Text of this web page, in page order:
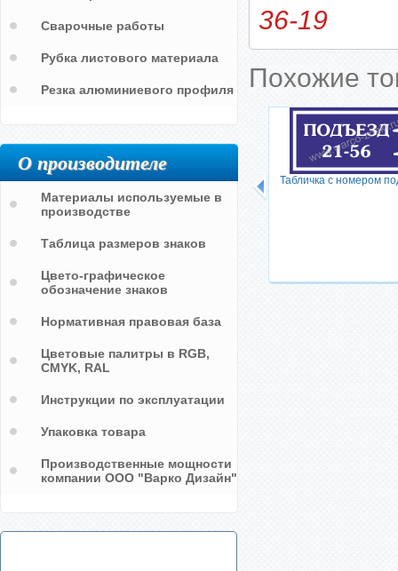
36-19
Похожие
Табличка с номером
Сварочные работы
Рубка листового материала
Резка алюминиевого профиля
О производителе
Материалы используемые в
производстве
Таблица размеров знаков
Цвето-графическое
обозначение знаков
Нормативная правовая база
Цветовые палитры в RGB,
CMYK, RAL
Инструкции по эксплуатации
Упаковка товара
Производственные мощности
компании ООО "Варко Дизайн"